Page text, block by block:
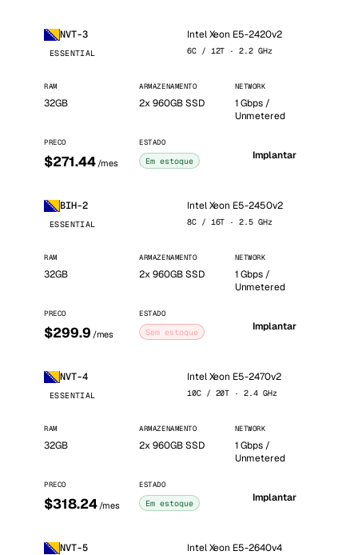
NVT-3
ESSENTIAL
Intel Xeon E5-2420v2
6C / 12T · 2.2 GHz
RAM
32GB
ARMAZENAMENTO
2x 960GB SSD
NETWORK
1 Gbps /
Unmetered
PRECO
$271.44 /mes
ESTADO
Em estoque Implantar
BIH-2
ESSENTIAL
Intel Xeon E5-2450v2
8C / 16T · 2.5 GHz
RAM
32GB
ARMAZENAMENTO
2x 960GB SSD
NETWORK
1 Gbps /
Unmetered
PRECO
$299.9 /mes
ESTADO
Sem estoque Implantar
NVT-4
ESSENTIAL
Intel Xeon E5-2470v2
10C / 20T · 2.4 GHz
RAM
32GB
ARMAZENAMENTO
2x 960GB SSD
NETWORK
1 Gbps /
Unmetered
PRECO
$318.24 /mes
ESTADO
Em estoque Implantar
NVT-5 Intel Xeon E5-2640v4